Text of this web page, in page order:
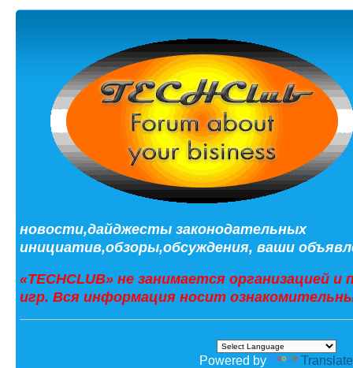
новости,дайджесты законодательных
инициатив,обзоры,обсуждения, ваши
«TECHCLUB» не занимается организацией
игр. Вся информация носит
Powered by Translate